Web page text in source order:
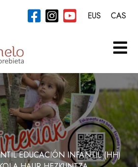
EDUCACIÓN INFANTIL (HH)
EUS CAS